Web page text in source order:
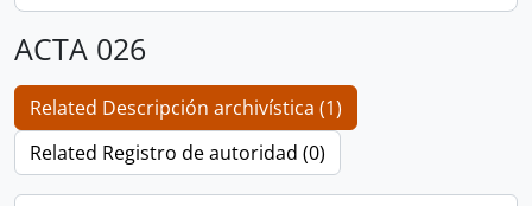
ACTA 026
Related Descripción archivística (1)
Related Registro de autoridad (0)